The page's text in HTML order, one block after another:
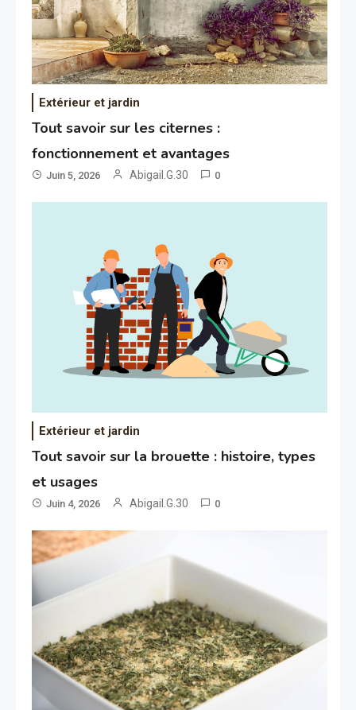
Extérieur et jardin
Tout savoir sur les citernes :
fonctionnement et avantages
Juin 5, 2026 Abigail.G.30 0
Extérieur et jardin
Tout savoir sur la brouette : histoire, types
et usages
Juin 4, 2026 Abigail.G.30 0